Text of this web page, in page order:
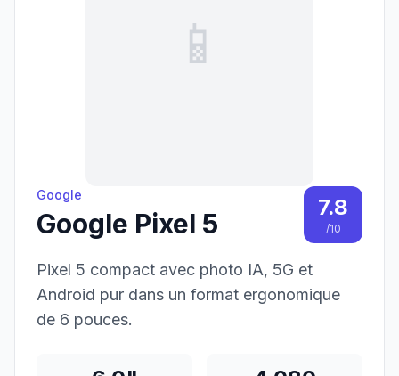
📱
Google
Google Pixel 5
7.8
/10
Pixel 5 compact avec photo IA, 5G et
Android pur dans un format ergonomique
de 6 pouces.